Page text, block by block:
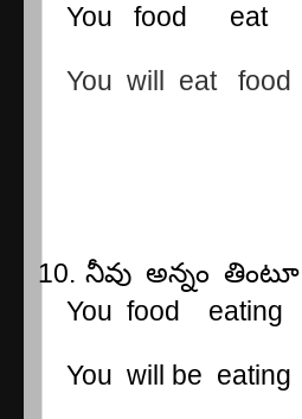
You
food eat
You will eat food
10. నీవు అన్నం తింటూ
You food eating
You will be eating